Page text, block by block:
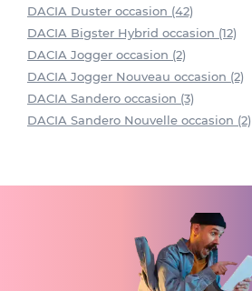
DACIA Duster occasion (42)
DACIA Bigster Hybrid occasion (12)
DACIA Jogger occasion (2)
DACIA Jogger Nouveau occasion (2)
DACIA Sandero occasion (3)
DACIA Sandero Nouvelle occasion (2)